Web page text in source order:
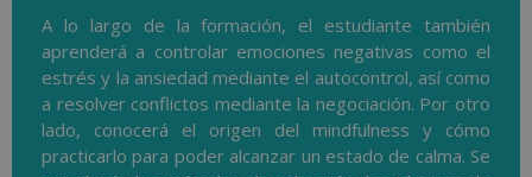
A lo largo de la formación, el estudiante también
aprenderá a controlar emociones negativas como el
estrés y la ansiedad mediante el autocontrol, así como
a resolver conflictos mediante la negociación. Por otro
lado, conocerá el origen del mindfulness y cómo
practicarlo para poder alcanzar un estado de calma. Se